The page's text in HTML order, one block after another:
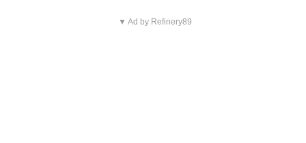
▼ Ad by Refinery89